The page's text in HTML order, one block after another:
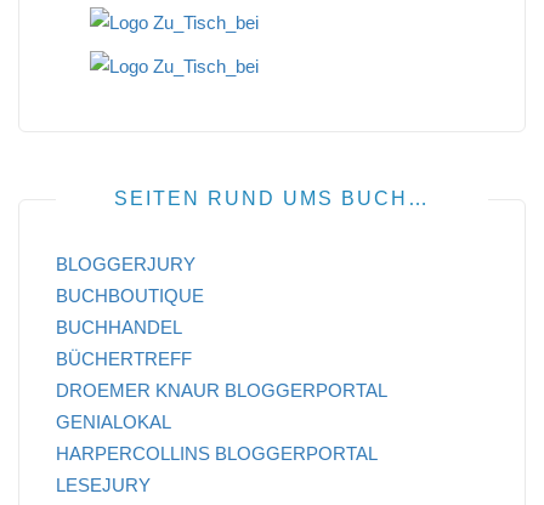
SEITEN RUND UMS BUCH…
BLOGGERJURY
BUCHBOUTIQUE
BUCHHANDEL
BÜCHERTREFF
DROEMER KNAUR BLOGGERPORTAL
GENIALOKAL
HARPERCOLLINS BLOGGERPORTAL
LESEJURY